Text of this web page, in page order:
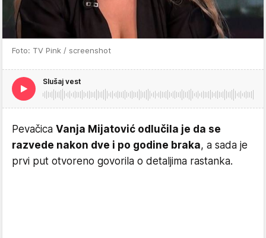
Foto: TV Pink / screenshot
Slušaj vest
Pevačica Vanja Mijatović odlučila je da se
razvede nakon dve i po godine braka, a sada je
prvi put otvoreno govorila o detaljima rastanka.